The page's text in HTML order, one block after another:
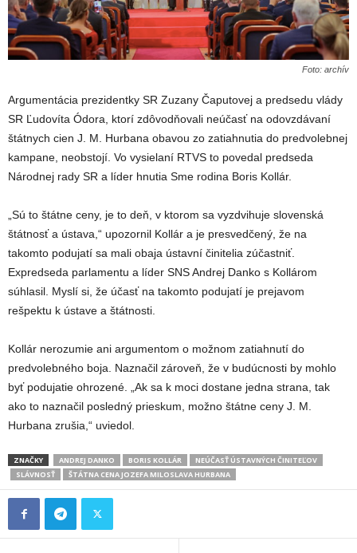
Foto: archív
Argumentácia prezidentky SR Zuzany Čaputovej a predsedu vlády
SR Ľudovíta Ódora, ktorí zdôvodňovali neúčasť na odovzdávaní
štátnych cien J. M. Hurbana obavou zo zatiahnutia do predvolebnej
kampane, neobstojí. Vo vysielaní RTVS to povedal predseda
Národnej rady SR a líder hnutia Sme rodina Boris Kollár.
„Sú to štátne ceny, je to deň, v ktorom sa vyzdvihuje slovenská
štátnosť a ústava,“ upozornil Kollár a je presvedčený, že na
takomto podujatí sa mali obaja ústavní činitelia zúčastniť.
Expredseda parlamentu a líder SNS Andrej Danko s Kollárom
súhlasil. Myslí si, že účasť na takomto podujatí je prejavom
rešpektu k ústave a štátnosti.
Kollár nerozumie ani argumentom o možnom zatiahnutí do
predvolebného boja. Naznačil zároveň, že v budúcnosti by mohlo
byť podujatie ohrozené. „Ak sa k moci dostane jedna strana, tak
ako to naznačil posledný prieskum, možno štátne ceny J. M.
Hurbana zrušia,“ uviedol.
ZNAČKY ANDREJ DANKO BORIS KOLLÁR
NEÚČASŤ ÚSTAVNÝCH ČINITEĽOV
SLÁVNOSŤ
ŠTÁTNA CENA JOZEFA MILOSLAVA HURBANA